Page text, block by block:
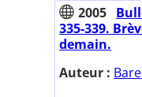
2005
335-339.
demain.
Auteur :